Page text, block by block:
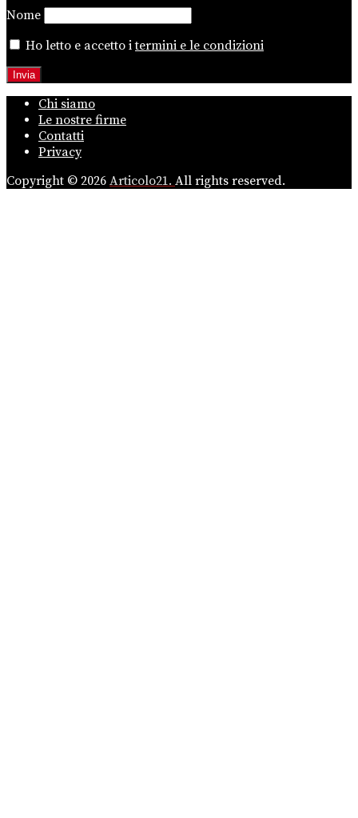
Nome
Ho letto e accetto itermini e le condizioni
Chi siamo
Le nostre firme
Contatti
Privacy
Copyright © 2026 Articolo21. All rights reserved.